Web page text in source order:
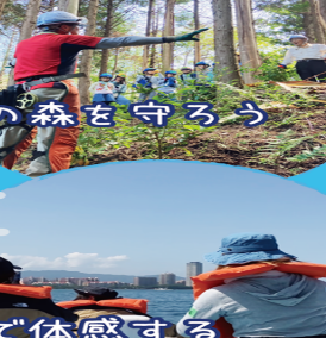
中 大
ン
TOP
ものマップ
フォーム